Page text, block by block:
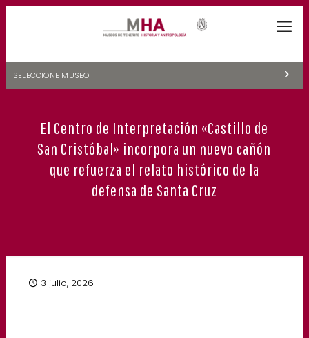
SELECCIONE MUSEO
NATURALEZA Y ARQUEOLOGÍA
HISTORIA Y ANTROPOLOGÍA
El Centro de Interpretación «Castillo de
San Cristóbal» incorpora un nuevo cañón
que refuerza el relato histórico de la
defensa de Santa Cruz
3 julio, 2026